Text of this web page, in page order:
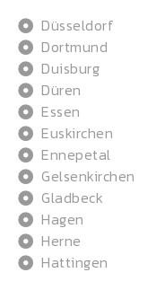
Düsseldorf
Dortmund
Duisburg
Düren
Essen
Euskirchen
Ennepetal
Gelsenkirchen
Gladbeck
Hagen
Herne
Hattingen